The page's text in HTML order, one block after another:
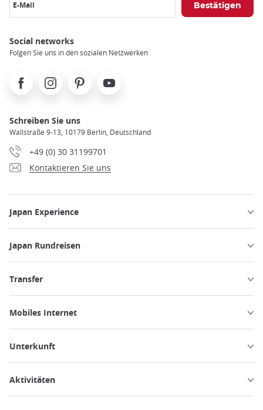
E-Mail
Social networks
Folgen Sie uns in den sozialen Netzwerken
FacebookInstagramPinterest Youtube
Schreiben Sie uns
Wallstraße 9-13, 10179 Berlin, Deutschland
+49 (0) 30 31199701
Kontaktieren Sie uns
Japan Experience
Japan Rundreisen
Transfer
Mobiles Internet
Unterkunft
Aktivitäten